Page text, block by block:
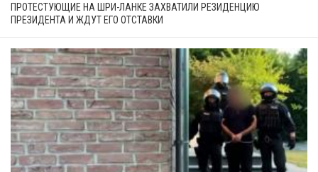
ПРОТЕСТУЮЩИЕ НА ШРИ-ЛАНКЕ ЗАХВАТИЛИ РЕЗИДЕНЦИЮ
ПРЕЗИДЕНТА И ЖДУТ ЕГО ОТСТАВКИ